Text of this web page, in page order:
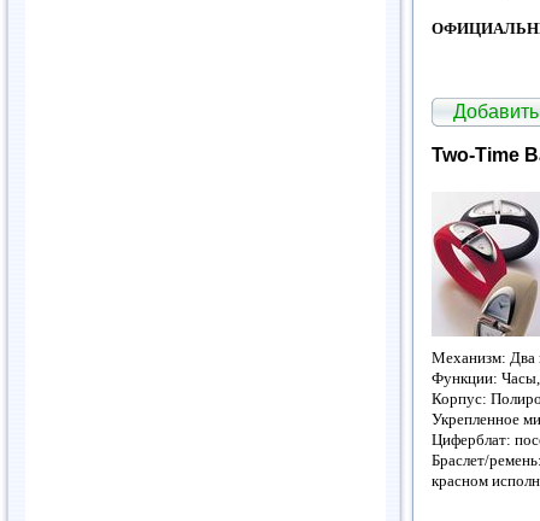
Two-Time
Механизм: Два
Функции: Часы,
Корпус:
Укрепленное
Циферблат:
Браслет/
красном